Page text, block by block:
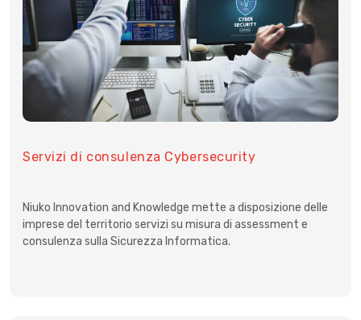
Servizi di consulenza Cybersecurity
Niuko Innovation and Knowledge mette a disposizione delle
imprese del territorio servizi su misura di assessment e
consulenza sulla Sicurezza Informatica.